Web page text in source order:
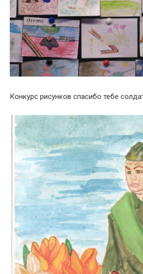
Конкурс рисунков спасибо тебе